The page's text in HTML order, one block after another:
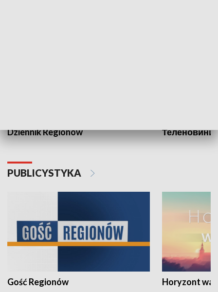
Dziennik Regionów Теленовини
PUBLICYSTYKA
Gość Regionów Horyzont